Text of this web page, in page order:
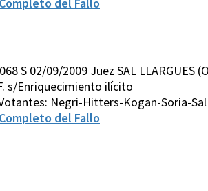
del Fallo
S 02/09/2009 Juez SAL LLARGUES
s/Enriquecimiento ilícito
Negri-Hitters-Kogan-Soria-
del Fallo